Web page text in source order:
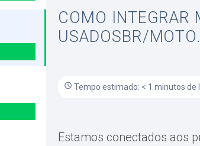
COMO INTEGRAR
USADOSBR/
Tempo estimado: < 1 minutos de
Estamos conectados aos